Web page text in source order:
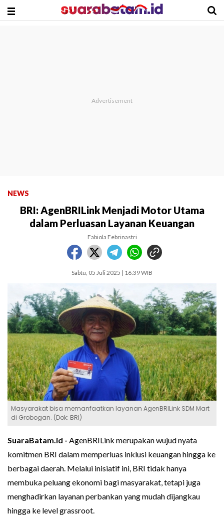
NEWS
BRI: AgenBRILink Menjadi Motor Utama
dalam Perluasan Layanan Keuangan
Fabiola Febrinastri
Sabtu, 05 Juli 2025 | 16:39 WIB
Masyarakat bisa memanfaatkan layanan AgenBRILink SDM Mart
di Grobogan. (Dok: BRI)
SuaraBatam.id - AgenBRILink merupakan wujud nyata
komitmen BRI dalam memperluas inklusi keuangan hingga ke
berbagai daerah. Melalui inisiatif ini, BRI tidak hanya
membuka peluang ekonomi bagi masyarakat, tetapi juga
menghadirkan layanan perbankan yang mudah dijangkau
hingga ke level grassroot.